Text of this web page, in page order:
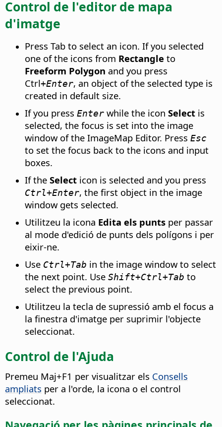
Control de l'editor de mapa
d'imatge
Press Tab to select an icon. If you selected
one of the icons from Rectangle to
Freeform Polygon and you press
Ctrl+Enter, an object of the selected type is
created in default size.
If you press Enter while the icon Select is
selected, the focus is set into the image
window of the ImageMap Editor. Press Esc
to set the focus back to the icons and input
boxes.
If the Select icon is selected and you press
Ctrl+Enter, the first object in the image
window gets selected.
Utilitzeu la icona Edita els punts per passar
al mode d'edició de punts dels polígons i per
eixir-ne.
Use Ctrl+Tab in the image window to select
the next point. Use Shift+Ctrl+Tab to
select the previous point.
Utilitzeu la tecla de supressió amb el focus a
la finestra d'imatge per suprimir l'objecte
seleccionat.
Control de l'Ajuda
Premeu Maj+F1 per visualitzar els Consells
ampliats per a l'orde, la icona o el control
seleccionat.